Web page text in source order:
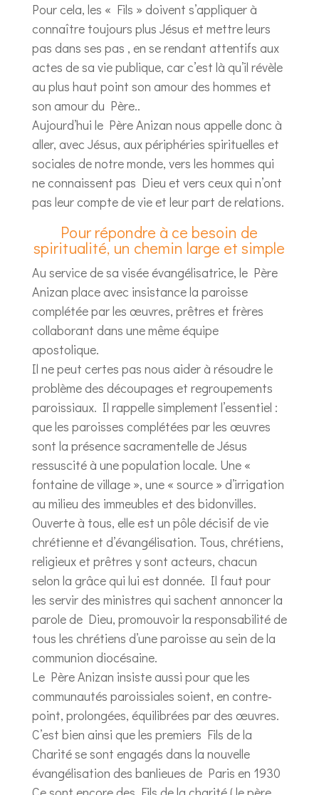
Pour cela, les « Fils » doivent s’appliquer à
connaître toujours plus Jésus et mettre leurs
pas dans ses pas , en se rendant attentifs aux
actes de sa vie publique, car c’est là qu’il révèle
au plus haut point son amour des hommes et
son amour du Père..
Aujourd’hui le Père Anizan nous appelle donc à
aller, avec Jésus, aux périphéries spirituelles et
sociales de notre monde, vers les hommes qui
ne connaissent pas Dieu et vers ceux qui n’ont
pas leur compte de vie et leur part de relations.
Pour répondre à ce besoin de
spiritualité, un chemin large et simple
Au service de sa visée évangélisatrice, le Père
Anizan place avec insistance la paroisse
complétée par les œuvres, prêtres et frères
collaborant dans une même équipe
apostolique.
Il ne peut certes pas nous aider à résoudre le
problème des découpages et regroupements
paroissiaux. Il rappelle simplement l’essentiel :
que les paroisses complétées par les œuvres
sont la présence sacramentelle de Jésus
ressuscité à une population locale. Une «
fontaine de village », une « source » d’irrigation
au milieu des immeubles et des bidonvilles.
Ouverte à tous, elle est un pôle décisif de vie
chrétienne et d’évangélisation. Tous, chrétiens,
religieux et prêtres y sont acteurs, chacun
selon la grâce qui lui est donnée. Il faut pour
les servir des ministres qui sachent annoncer la
parole de Dieu, promouvoir la responsabilité de
tous les chrétiens d’une paroisse au sein de la
communion diocésaine.
Le Père Anizan insiste aussi pour que les
communautés paroissiales soient, en contre-
point, prolongées, équilibrées par des œuvres.
C’est bien ainsi que les premiers Fils de la
Charité se sont engagés dans la nouvelle
évangélisation des banlieues de Paris en 1930